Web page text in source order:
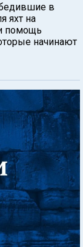
в
яхт на
помощь
начинают